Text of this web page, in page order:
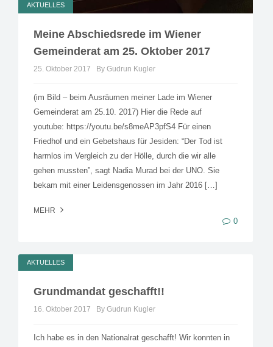
AKTUELLES
Meine Abschiedsrede im Wiener
Gemeinderat am 25. Oktober 2017
25. Oktober 2017 By Gudrun Kugler
(im Bild – beim Ausräumen meiner Lade im Wiener
Gemeinderat am 25.10. 2017) Hier die Rede auf
youtube: https://youtu.be/s8meAP3pfS4 Für einen
Friedhof und ein Gebetshaus für Jesiden: “Der Tod ist
harmlos im Vergleich zu der Hölle, durch die wir alle
gehen mussten”, sagt Nadia Murad bei der UNO. Sie
bekam mit einer Leidensgenossen im Jahr 2016 […]
MEHR
0
AKTUELLES
Grundmandat geschafft!!
16. Oktober 2017 By Gudrun Kugler
Ich habe es in den Nationalrat geschafft! Wir konnten in